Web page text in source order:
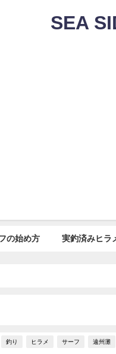
SEA
の始め方 実釣済みヒラ
釣り ヒラメ サーフ 遠州灘